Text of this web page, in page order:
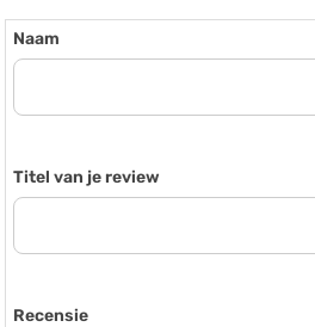
Naam
Titel van je review
Recensie